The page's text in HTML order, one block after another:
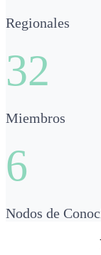
Regionales
32
Miembros
6
Nodos de